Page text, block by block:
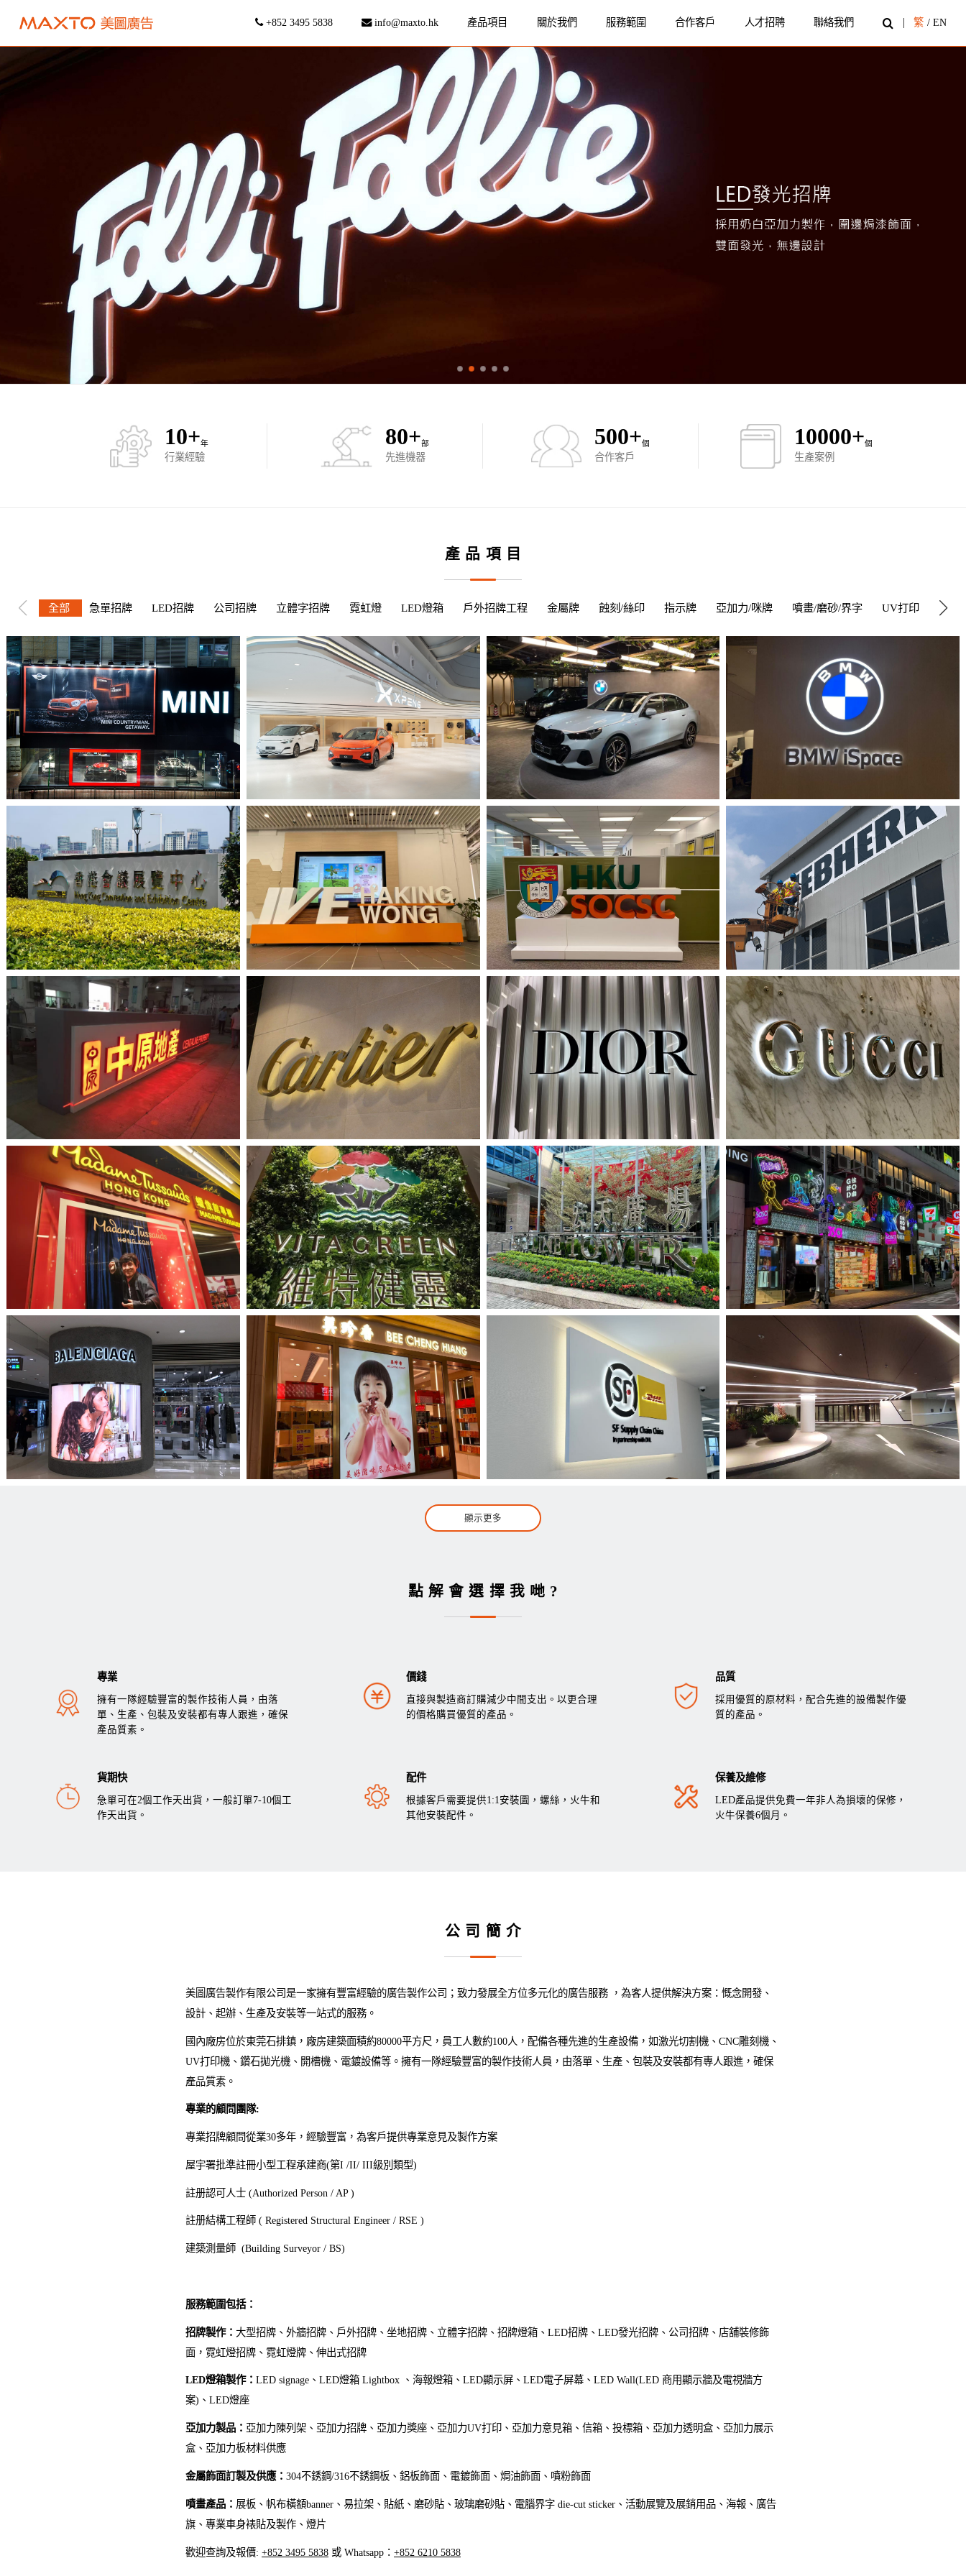
+852 3495 5838 info@maxto.hk 產品項目 關於我們 服務範圍 合作客戶 人才招聘 聯絡我們 繁 / EN
10+年
行業經驗
80+部
先進機器
500+個
合作客戶
10000+個
生產案例
產品項目
全部 急單招牌 LED招牌 公司招牌 立體字招牌 霓虹燈 LED燈箱 戶外招牌工程 金屬牌 蝕刻/絲印 指示牌 亞加力/咪牌 噴畫/磨砂/界字 UV打印 櫥窗
顯示更多
點解會選擇我哋?
專業
擁有一隊經驗豐富的製作技術人員，由落
單、生產、包裝及安裝都有專人跟進，確保
產品質素。
價錢
直接與製造商訂購減少中間支出。以更合理
的價格購買優質的產品。
品質
採用優質的原材料，配合先進的設備製作優
質的產品。
貨期快
急單可在2個工作天出貨，一般訂單7-10個工
作天出貨。
配件
根據客戶需要提供1:1安裝圖，螺絲，火牛和
其他安裝配件。
保養及維修
LED產品提供免費一年非人為損壞的保修，
火牛保養6個月。
公司簡介
美圖廣告製作有限公司是一家擁有豐富經驗的廣告製作公司；致力發展全方位多元化的廣告服務 ，為客人提供解決方案：慨念開發、
設計、起辦、生產及安裝等一站式的服務。
國內廠房位於東莞石排鎮，廠房建築面積約80000平方尺，員工人數約100人，配備各種先進的生產設備，如激光切割機、CNC雕刻機、
UV打印機、鑽石拋光機、開槽機、電鍍設備等。擁有一隊經驗豐富的製作技術人員，由落單、生產、包裝及安裝都有專人跟進，確保
產品質素。
專業的顧問團隊:
專業招牌顧問從業30多年，經驗豐富，為客戶提供專業意見及製作方案
屋宇署批準註冊小型工程承建商(第I /II/ III級別類型)
註册認可人士 (Authorized Person / AP )
註册結構工程師 ( Registered Structural Engineer / RSE )
建築測量師 (Building Surveyor / BS)
服務範圍包括：
招牌製作： 大型招牌 、外牆招牌、戶外招牌、坐地招牌、 立體字招牌、招牌燈箱、LED招牌、 LED發光招牌、 公司招牌、 店舖裝修飾
面，霓虹燈招牌、霓虹燈牌、伸出式招牌
LED燈箱製作： LED signage、LED燈箱 Lightbox 、海報燈箱、LED顯示屏、LED電子屏幕、LED Wall(LED 商用顯示牆及電視牆方
案) 、 LED燈座
亞加力製品： 亞加力陳列架、亞加力招牌、亞加力獎座、亞加力UV打印、亞加力意見箱、信箱、投標箱、亞加力透明盒、亞加力展示
盒、亞加力板材料供應
金屬飾面訂製及供應： 304不銹鋼/316不銹鋼板、鋁板飾面、電鍍飾面、焗油飾面、噴粉飾面
噴畫產品： 展板、帆布橫額banner、易拉架、貼紙、磨砂貼、玻璃磨砂貼、電腦界字 die-cut sticker、活動展覽及展銷用品、海報、廣告
旗、專業車身裱貼及製作、燈片
歡迎查詢及報價: +852 3495 5838 或 Whatsapp： +852 6210 5838